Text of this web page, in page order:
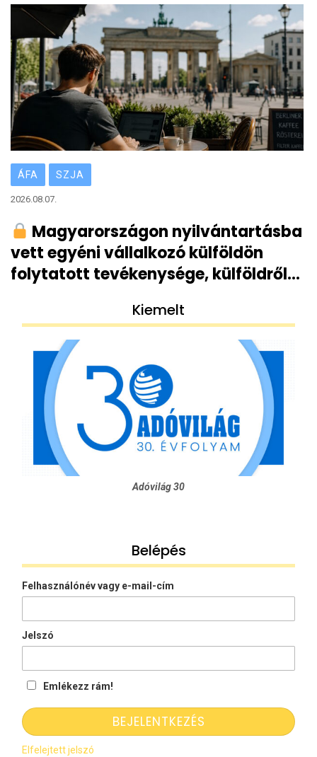
ÁFA SZJA
2026.08.07.
Magyarországon nyilvántartásba
vett egyéni vállalkozó külföldön
folytatott tevékenysége, külföldről
Kiemelt
Adóvilág 30
Belépés
Felhasználónév vagy e-mail-cím
Jelszó
Emlékezz rám!
Elfelejtett jelszó